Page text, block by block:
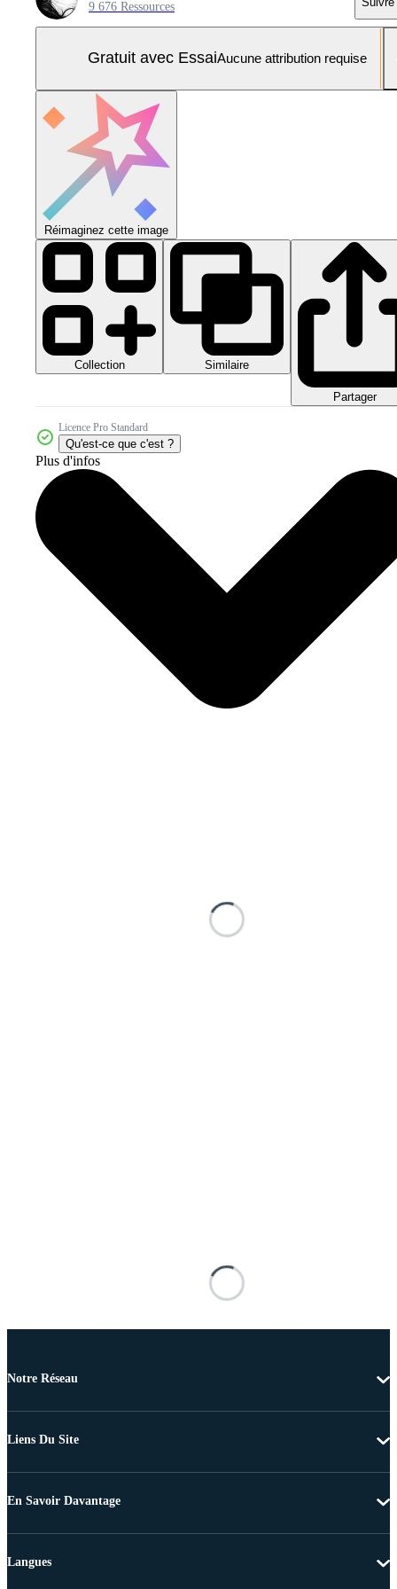
9 676 Ressources
Gratuit avec EssaiAucune attribution requise
Réimaginez cette image
Collection Similaire
Partager
Licence Pro Standard
Qu'est-ce que c'est ?
Plus d'infos
Notre Réseau
Liens Du Site
En Savoir Davantage
Langues